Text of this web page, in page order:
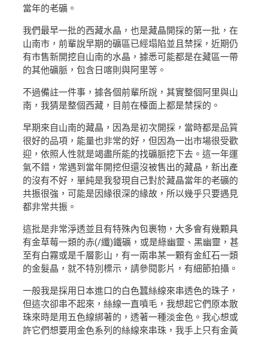
當年的老礦。
我們最早一批的西藏水晶，也是藏晶開採的第一批，在
山南市，前輩說早期的礦區已經塌陷並且禁採，近期仍
有市售新開挖自山南的水晶，據悉可能都是在藏區一帶
的其他礦脈，包含日喀則與阿里等。
不過備註一件事，據各個前輩所說，其實整個阿里與山
南，我猜是整個西藏，目前在檯面上都是禁採的。
早期來自山南的藏晶，因為是初次開採，當時都是品質
很好的品項，能量也非常的好，但因為一出市場很受歡
迎，依照人性就是竭盡所能的找礦脈挖下去。這一年運
氣不錯，常遇到當年開挖但還沒被售出的藏晶，新出產
的沒有不好，單純是我發現自己對於藏晶當年的老礦的
共振很強，可能是因緣很深的緣故，所以幾乎只要遇見
都非常共振。
這批是非常淨透並且有特殊內包裹物，大多會有幾顆具
有金草莓一類的赤(/纖)鐵礦，或是綠幽靈、黑幽靈，甚
至有白霧或是千層影山，有一兩串某一顆有金紅石一類
的金髮晶，就不特別標示，請參閱影片，有細節拍攝。
一般我是採用日本進口的白色蠶絲線來串透色的珠子，
但這次卻串不起來，絲線一直噴毛，我想起它們原本散
珠來時是用五色線綁著的，透著一種淡金色。我心想或
許它們想要用金色系列的絲線來串珠，我手上只有金黃